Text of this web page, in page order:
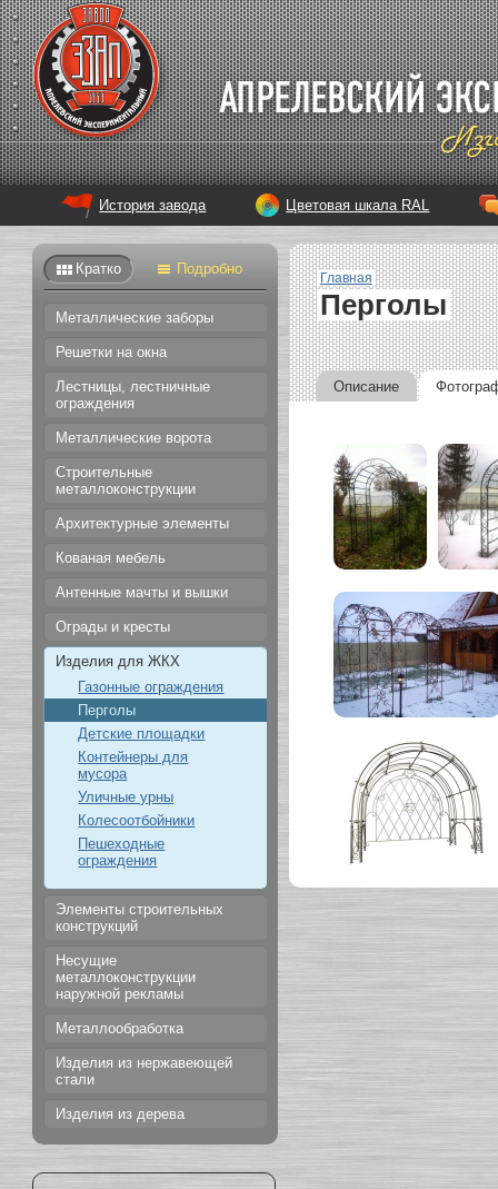
История завода Цветовая шкала RAL
Кратко Подробно
Металлические заборы
Решетки на окна
Лестницы, лестничные
ограждения
Металлические ворота
Строительные
металлоконструкции
Архитектурные элементы
Кованая мебель
Антенные мачты и вышки
Ограды и кресты
Изделия для ЖКХ
Газонные ограждения
Перголы
Детские площадки
Контейнеры для
мусора
Уличные урны
Колесоотбойники
Пешеходные
ограждения
Элементы строительных
конструкций
Несущие
металлоконструкции
наружной рекламы
Металлообработка
Изделия из нержавеющей
стали
Изделия из дерева
Главная
Перголы
Описание